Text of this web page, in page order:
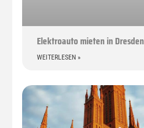
Elektroauto mieten in Dresden
WEITERLESEN »